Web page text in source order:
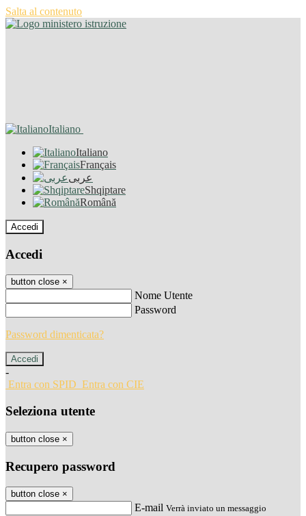
Salta al contenuto
Italiano
Italiano
Français
عربى
Shqiptare
Română
Accedi
Accedi
button close ×
Nome Utente
Password
Password dimenticata?
-
Entra con SPID Entra con CIE
Seleziona utente
button close ×
Recupero password
button close ×
E-mail Verrà inviato un messaggio